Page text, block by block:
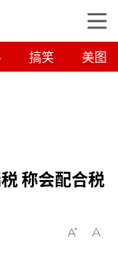
搞笑 美图
称会配合税